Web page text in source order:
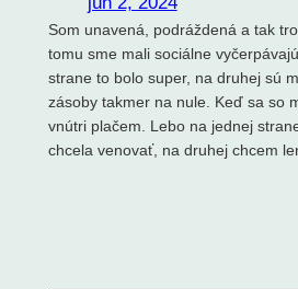
Som unavená, podráždená a tak
tomu sme mali sociálne
strane to bolo super, na druhej sú
zásoby takmer na nule. Keď sa so
vnútri plačem. Lebo na jednej
chcela venovať, na druhej chcem